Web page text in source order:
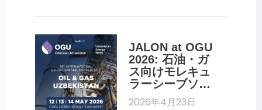
JALON at OGU
2026: 石油・ガ
ス向けモレキュ
ラーシーブソリ
ューション
2026年4月23日